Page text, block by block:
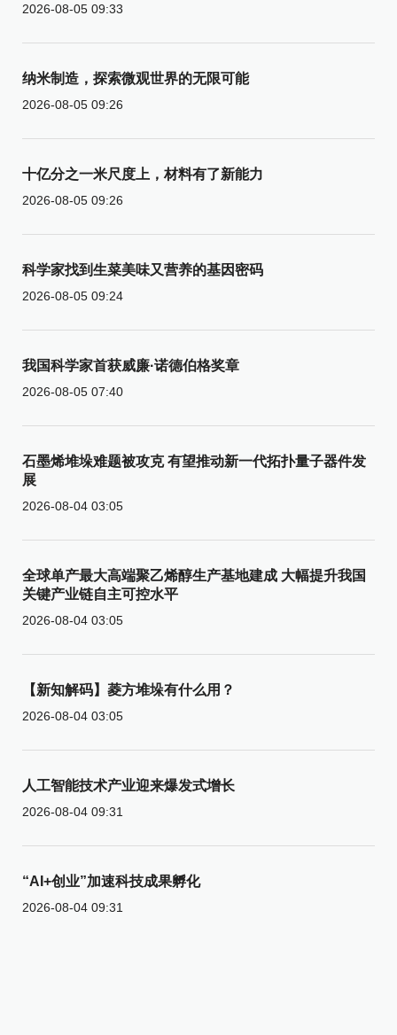
2026-08-05 09:33
纳米制造，探索微观世界的无限可能
2026-08-05 09:26
十亿分之一米尺度上，材料有了新能力
2026-08-05 09:26
科学家找到生菜美味又营养的基因密码
2026-08-05 09:24
我国科学家首获威廉·诺德伯格奖章
2026-08-05 07:40
石墨烯堆垛难题被攻克 有望推动新一代拓扑量子器件发
展
2026-08-04 03:05
全球单产最大高端聚乙烯醇生产基地建成 大幅提升我国
关键产业链自主可控水平
2026-08-04 03:05
【新知解码】菱方堆垛有什么用？
2026-08-04 03:05
人工智能技术产业迎来爆发式增长
2026-08-04 09:31
“AI+创业”加速科技成果孵化
2026-08-04 09:31